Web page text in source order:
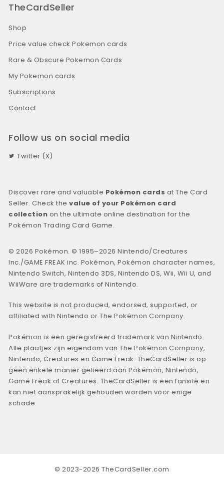
TheCardSeller
Shop
Price value check Pokemon cards
Rare & Obscure Pokemon Cards
My Pokemon cards
Subscriptions
Contact
Follow us on social media
Twitter (X)
Discover rare and valuable Pokémon cards at The Card
Seller. Check thevalue of your Pokémon card
collection on the ultimate online destination for the
Pokémon Trading Card Game.
© 2026 Pokémon. © 1995–2026 Nintendo/Creatures
Inc./GAME FREAK inc. Pokémon, Pokémon character names,
Nintendo Switch, Nintendo 3DS, Nintendo DS, Wii, Wii U, and
WiiWare are trademarks of Nintendo.
This website is not produced, endorsed, supported, or
affiliated with Nintendo or The Pokémon Company.
Pokémon is een geregistreerd trademark van Nintendo.
Alle plaatjes zijn eigendom van The Pokémon Company,
Nintendo, Creatures en Game Freak. TheCardSeller is op
geen enkele manier gelieerd aan Pokémon, Nintendo,
Game Freak of Creatures. TheCardSeller is een fansite en
kan niet aansprakelijk gehouden worden voor enige
schade.
© 2023-2026 TheCardSeller.com